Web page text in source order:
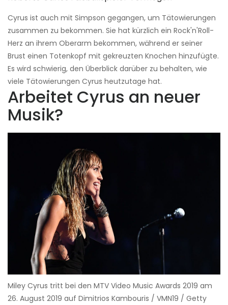
Cyrus ist auch mit Simpson gegangen, um Tätowierungen
zusammen zu bekommen. Sie hat kürzlich ein Rock'n'Roll-
Herz an ihrem Oberarm bekommen, während er seiner
Brust einen Totenkopf mit gekreuzten Knochen hinzufügte.
Es wird schwierig, den Überblick darüber zu behalten, wie
viele Tätowierungen Cyrus heutzutage hat.
Arbeitet Cyrus an neuer
Musik?
Miley Cyrus tritt bei den MTV Video Music Awards 2019 am
26. August 2019 auf Dimitrios Kambouris / VMN19 / Getty